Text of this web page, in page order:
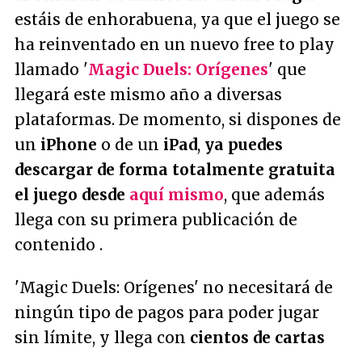
estáis de enhorabuena, ya que el juego se
ha reinventado en un nuevo free to play
llamado 'Magic Duels: Orígenes' que
llegará este mismo año a diversas
plataformas. De momento, si dispones de
un iPhone o de un iPad, ya puedes
descargar de forma totalmente gratuita
el juego desde aquí mismo, que además
llega con su primera publicación de
contenido .
'Magic Duels: Orígenes' no necesitará de
ningún tipo de pagos para poder jugar
sin límite, y llega con cientos de cartas